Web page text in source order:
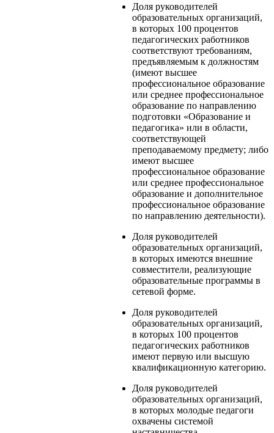
Доля руководителей
образовательных организаций,
в которых 100 процентов
педагогических работников
соответствуют требованиям,
предъявляемым к должностям
(имеют высшее
профессиональное образование
или среднее профессиональное
образование по направлению
подготовки «Образование и
педагогика» или в области,
соответствующей
преподаваемому предмету; либо
имеют высшее
профессиональное образование
или среднее профессиональное
образование и дополнительное
профессиональное образование
по направлению деятельности).
Доля руководителей
образовательных организаций,
в которых имеются внешние
совместители, реализующие
образовательные программы в
сетевой форме.
Доля руководителей
образовательных организаций,
в которых 100 процентов
педагогических работников
имеют первую или высшую
квалификационную категорию.
Доля руководителей
образовательных организаций,
в которых молодые педагоги
охвачены системой